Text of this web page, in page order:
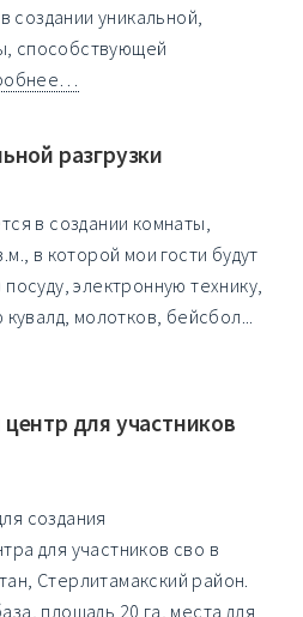
создании уникальной,
способствующей
разгрузки
в создании комнаты,
в которой мои гости будут
электронную технику,
молотков, бейсбол...
для участников
создания
для участников сво в
Стерлитамакский район.
площадь 20 га, места для